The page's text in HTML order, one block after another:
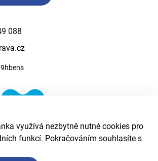
využívá nezbytně nutné cookies pro
funkcí. Pokračováním souhlasíte s
088